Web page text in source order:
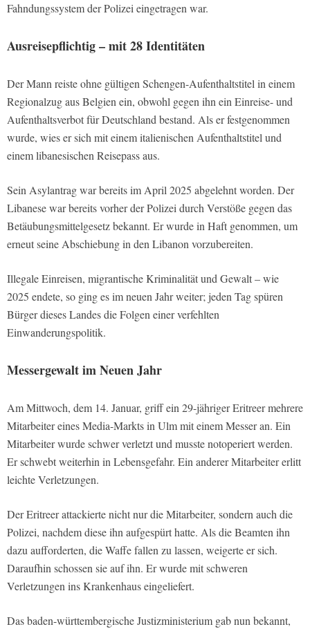
Fahndungssystem der Polizei eingetragen war.
Ausreisepflichtig – mit 28 Identitäten
Der Mann reiste ohne gültigen Schengen-Aufenthaltstitel in einem
Regionalzug aus Belgien ein, obwohl gegen ihn ein Einreise- und
Aufenthaltsverbot für Deutschland bestand. Als er festgenommen
wurde, wies er sich mit einem italienischen Aufenthaltstitel und
einem libanesischen Reisepass aus.
Sein Asylantrag war bereits im April 2025 abgelehnt worden. Der
Libanese war bereits vorher der Polizei durch Verstöße gegen das
Betäubungsmittelgesetz bekannt. Er wurde in Haft genommen, um
erneut seine Abschiebung in den Libanon vorzubereiten.
Illegale Einreisen, migrantische Kriminalität und Gewalt – wie
2025 endete, so ging es im neuen Jahr weiter; jeden Tag spüren
Bürger dieses Landes die Folgen einer verfehlten
Einwanderungspolitik.
Messergewalt im Neuen Jahr
Am Mittwoch, dem 14. Januar, griff ein 29-jähriger Eritreer mehrere
Mitarbeiter eines Media-Markts in Ulm mit einem Messer an. Ein
Mitarbeiter wurde schwer verletzt und musste notoperiert werden.
Er schwebt weiterhin in Lebensgefahr. Ein anderer Mitarbeiter erlitt
leichte Verletzungen.
Der Eritreer attackierte nicht nur die Mitarbeiter, sondern auch die
Polizei, nachdem diese ihn aufgespürt hatte. Als die Beamten ihn
dazu aufforderten, die Waffe fallen zu lassen, weigerte er sich.
Daraufhin schossen sie auf ihn. Er wurde mit schweren
Verletzungen ins Krankenhaus eingeliefert.
Das baden-württembergische Justizministerium gab nun bekannt,